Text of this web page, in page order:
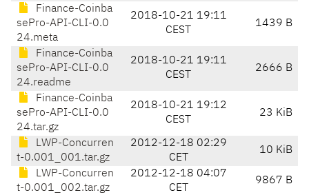
Finance-Coinba
sePro-API-CLI-0.0
24.meta
2018-10-21 19:11
CEST
1439 B
Finance-Coinba
sePro-API-CLI-0.0
24.readme
2018-10-21 19:11
CEST
2666 B
Finance-Coinba
sePro-API-CLI-0.0
24.tar.gz
2018-10-21 19:12
CEST
23 KiB
LWP-Concurren
t-0.001_001.tar.gz
2012-12-18 02:29
CET
10 KiB
LWP-Concurren
t-0.001_002.tar.gz
2012-12-18 04:07
CET
9867 B